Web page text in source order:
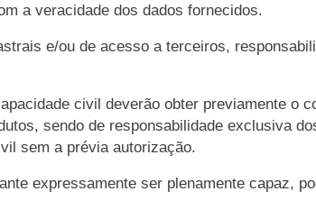
a veracidade dos dados fornecidos.
e/ou de acesso a terceiros,
civil deverão obter previamente o
sendo de responsabilidade exclusiva
sem a prévia autorização.
expressamente ser plenamente capaz,